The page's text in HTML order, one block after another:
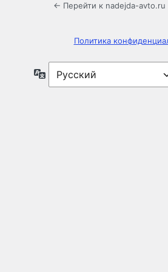
← Перейти к nadejda-avto.ru
Политика
Язык